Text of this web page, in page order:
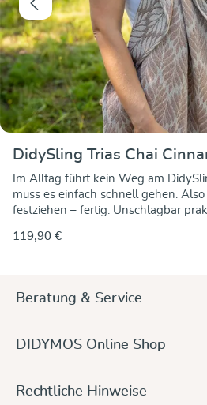
DidySling Trias Chai
Im Alltag führt kein Weg am
muss es einfach schnell gehen.
festziehen – fertig. Unschlagbar
zuverlässig und bequem. Aus dem
Eine ansprechende Kombination
und und fühlbar ein Wohlfühltuch,
und viel Tragefreude macht. Durch
sich auch der Sling geschmeidig
119,90 €
Beratung & Service
DIDYMOS Online Shop
Rechtliche Hinweise